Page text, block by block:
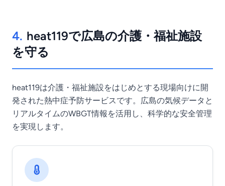
4. heat119で広島の介護・福祉施設
を守る
heat119は介護・福祉施設をはじめとする現場向けに開
発された熱中症予防サービスです。広島の気候データと
リアルタイムのWBGT情報を活用し、科学的な安全管理
を実現します。